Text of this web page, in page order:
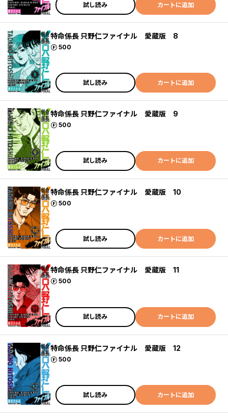
試し読み カートに追加
特命係長 只野仁ファイナル 愛蔵版 8
500
ポイント
試し読み カートに追加
特命係長 只野仁ファイナル 愛蔵版 9
500
ポイント
試し読み カートに追加
特命係長 只野仁ファイナル 愛蔵版 10
500
ポイント
試し読み カートに追加
特命係長 只野仁ファイナル 愛蔵版 11
500
ポイント
試し読み カートに追加
特命係長 只野仁ファイナル 愛蔵版 12
500
ポイント
試し読み カートに追加